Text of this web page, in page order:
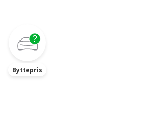
Byttepris